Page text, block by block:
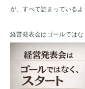
が、すべて詰まっているよ
経営発表会はゴールではな